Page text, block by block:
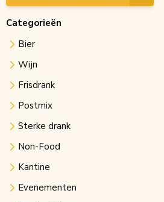
Categorieën
Bier
Wijn
Frisdrank
Postmix
Sterke drank
Non-Food
Kantine
Evenementen